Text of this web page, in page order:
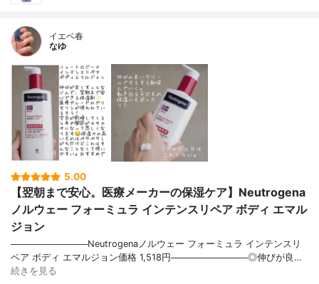
イエベ春
なゆ
5.00
【翌朝まで安心。医療メーカーの保湿ケア】Neutrogena
ノルウェー フォーミュラ インテンスリペア ボディ エマル
ジョン
────────────Neutrogenaノルウェー フォーミュラ インテンスリ
ペア ボディ エマルジョン価格 1,518円────────────◎伸びが良…
続きを見る